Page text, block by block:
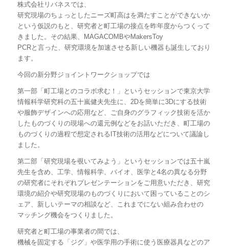
株式会社リバネスでは、
研究現場のちょっとしたニーズ町高はを満たすことができないか
という仮説のもと、研究者と町工場の接点を昨年度からつくって
きました。その結果、MAGACOMBやMakersToy
PCRと言った、研究環境を加速させる新しい機器も誕生しており
ます。
今回の新分野ジョイントワークショップでは
第一部「町工場とのコラボ求む！」というセッションで東京大学
情報科学研究科の五十嵐健夫先生に、2Dを簡単に3Dにする技術
や服飾デザインへの応用など、ご自身のグラフィック技術を活か
したものづくりの現場への還元例などをお話いただき、町工場の
ものづくりの過程で想定されるIT技術の活用などについて議論し
ました。
第二部「研究現場を覗いてみよう」というセッションでは五十嵐
先生を含め、工学、情報科学、バイオ、医学と4名の異なる分野
の研究者にそれぞれプレゼンテーションをご用意いただき、研究
環境の紹介や研究現場のものづくりにおいて困っていることのシ
ェア、新しいテーマの相談など、これまでにない組み合わせの
マッチング機会をつくりました。
研究者と町工場の事業者の間では、
機械を固定する「ジグ」や医学用の手術に使う医療器具などのア